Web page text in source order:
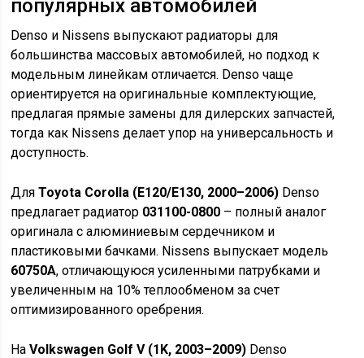
популярных автомобилей
Denso и Nissens выпускают радиаторы для
большинства массовых автомобилей, но подход к
модельным линейкам отличается. Denso чаще
ориентируется на оригинальные комплектующие,
предлагая прямые замены для дилерских запчастей,
тогда как Nissens делает упор на универсальность и
доступность.
ДляToyota Corolla (E120/E130, 2000–2006) Denso
предлагает радиатор 031100-0800 – полный аналог
оригинала с алюминиевым сердечником и
пластиковыми бачками. Nissens выпускает модель
60750A, отличающуюся усиленными патрубками и
увеличенным на 10% теплообменом за счет
оптимизированного оребрения.
НаVolkswagen Golf V (1K, 2003–2009) Denso